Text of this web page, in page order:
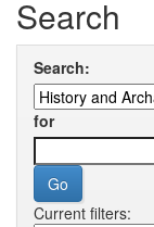
Search
Search:
for
Current filters: